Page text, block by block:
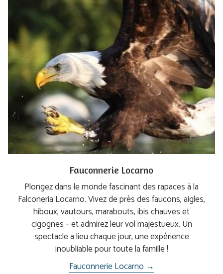
Fauconnerie Locarno
Plongez dans le monde fascinant des rapaces à la
Falconeria Locarno. Vivez de près des faucons, aigles,
hiboux, vautours, marabouts, ibis chauves et
cigognes – et admirez leur vol majestueux. Un
spectacle a lieu chaque jour, une expérience
inoubliable pour toute la famille !
Fauconnerie Locarno →